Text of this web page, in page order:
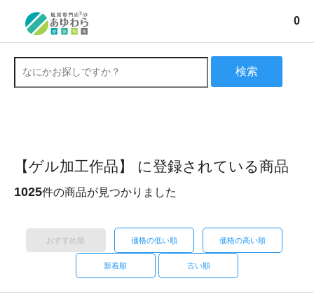
0
検索
【ゲル加工作品】 に登録されている商品
1025件の商品が見つかりました
おすすめ順 価格の低い順 価格の高い順
新着順 古い順